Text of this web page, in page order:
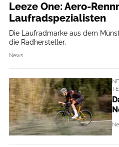
Leeze One: Aero-
Laufradspezialisten
Die Laufradmarke aus dem
die Radhersteller.
News